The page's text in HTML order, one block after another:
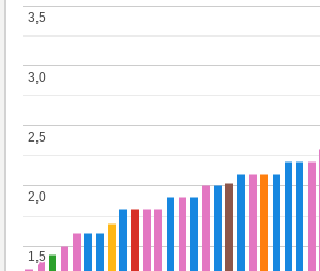
1,5
1,5
2,0
2,0
2,5
2,5
3,0
3,0
3,5
3,5